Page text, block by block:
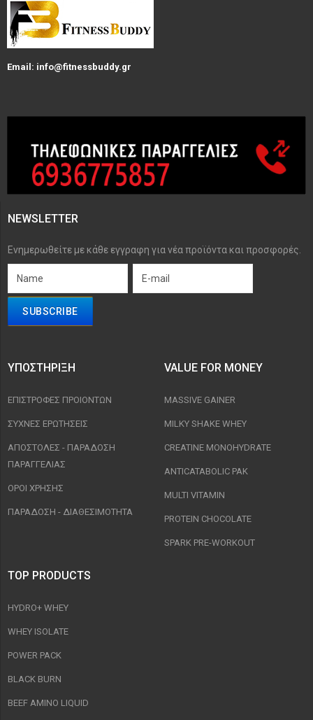
Email: info@fitnessbuddy.gr
NEWSLETTER
Ενημερωθείτε με κάθε εγγραφη για νέα προϊόντα και προσφορές.
ΥΠΟΣΤΉΡΙΞΗ
ΕΠΙΣΤΡΟΦΈΣ ΠΡΟΙΟΝΤΩΝ
ΣΥΧΝΈΣ ΕΡΩΤΉΣΕΙΣ
ΑΠΟΣΤΟΛΈΣ - ΠΑΡΆΔΟΣΗ
ΠΑΡΑΓΓΕΛΊΑΣ
ΟΡΟΙ ΧΡΉΣΗΣ
ΠΑΡΑΔΟΣΗ - ΔΙΑΘΕΣΙΜΌΤΗΤΑ
VALUE FOR MONEY
MASSIVE GAINER
MILKY SHAKE WHEY
CREATINE MONOHYDRATE
ANTICATABOLIC PAK
MULTI VITAMIN
PROTEIN CHOCOLATE
SPARK PRE-WORKOUT
TOP PRODUCTS
HYDRO+ WHEY
WHEY ISOLATE
POWER PACK
BLACK BURN
BEEF AMINO LIQUID